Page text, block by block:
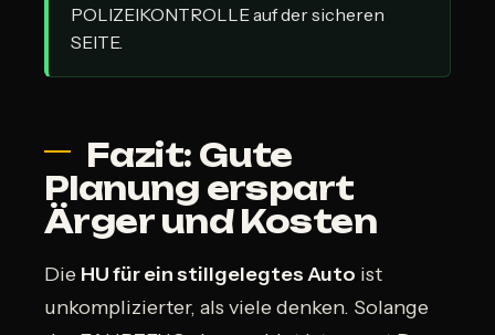
POLIZEIKONTROLLE auf der sicheren
SEITE.
Fazit: Gute
Planung erspart
Ärger und Kosten
Die HU für ein stillgelegtes Auto ist
unkomplizierter, als viele denken. Solange